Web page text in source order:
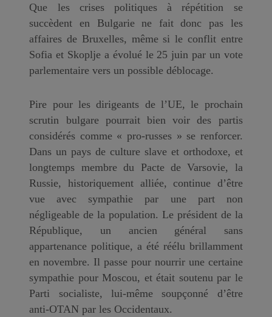
Que les crises politiques à répétition se
succèdent en Bulgarie ne fait donc pas les
affaires de Bruxelles, même si le conflit entre
Sofia et Skoplje a évolué le 25 juin par un vote
parlementaire vers un possible déblocage.
Pire pour les dirigeants de l’UE, le prochain
scrutin bulgare pourrait bien voir des partis
considérés comme « pro-russes » se renforcer.
Dans un pays de culture slave et orthodoxe, et
longtemps membre du Pacte de Varsovie, la
Russie, historiquement alliée, continue d’être
vue avec sympathie par une part non
négligeable de la population. Le président de la
République, un ancien général sans
appartenance politique, a été réélu brillamment
en novembre. Il passe pour nourrir une certaine
sympathie pour Moscou, et était soutenu par le
Parti socialiste, lui-même soupçonné d’être
anti-OTAN par les Occidentaux.